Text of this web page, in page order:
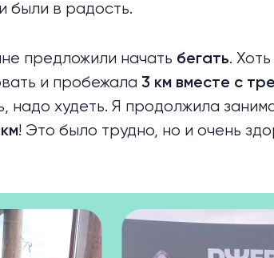
были в радость.
предложили начать бегать.
и пробежала 3 км вместе с
надо худеть. Я продолжила
! Это было трудно, но и очень